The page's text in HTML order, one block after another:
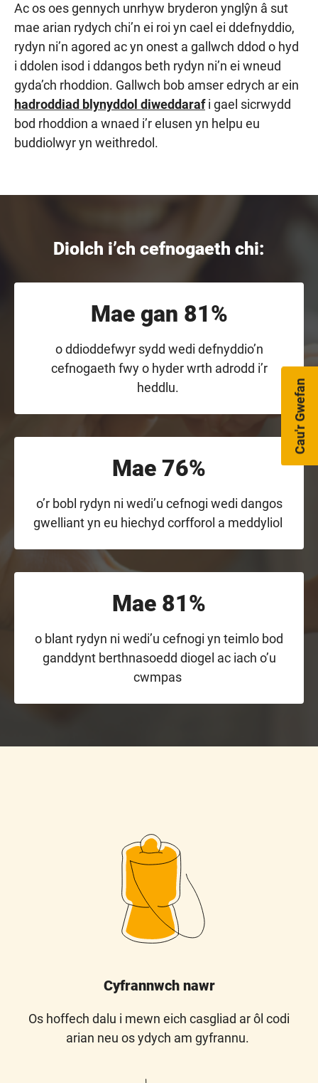
Ac os oes gennych unrhyw bryderon ynglŷn â sut
mae arian rydych chi’n ei roi yn cael ei ddefnyddio,
rydyn ni’n agored ac yn onest a gallwch ddod o hyd
i ddolen isod i ddangos beth rydyn ni’n ei wneud
gyda’ch rhoddion. Gallwch bob amser edrych ar ein
hadroddiad blynyddol diweddarafi gael sicrwydd
bod rhoddion a wnaed i’r elusen yn helpu eu
buddiolwyr yn weithredol.
Diolch i’ch cefnogaeth chi:
Mae gan 81%
o ddioddefwyr sydd wedi defnyddio’n
cefnogaeth fwy o hyder wrth adrodd i’r
heddlu.
Mae 76%
o’r bobl rydyn ni wedi’u cefnogi wedi dangos
gwelliant yn eu hiechyd corfforol a meddyliol
Mae 81%
o blant rydyn ni wedi’u cefnogi yn teimlo bod
ganddynt berthnasoedd diogel ac iach o’u
cwmpas
Cyfrannwch nawr
Os hoffech dalu i mewn eich casgliad ar ôl codi
arian neu os ydych am gyfrannu.
Cau'r Gwefan